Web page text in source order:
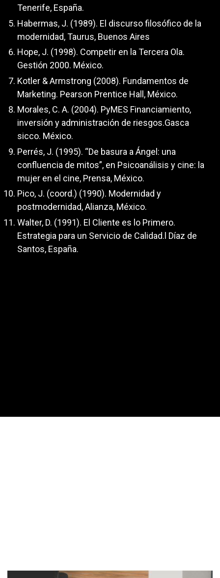
Tenerife, España.
Habermas, J. (1989). El discurso filosófico de la
modernidad, Taurus, Buenos Aires
Hope, J. (1998). Competir en la Tercera Ola.
Gestión 2000. México.
Kotler & Armstrong (2008). Fundamentos de
Marketing. Pearson Prentice Hall, México.
Morales, C. A. (2004). PyMES Financiamiento,
inversión y administración de riesgos.Gasca
sicco. México.
Perrés, J. (1995). “De basura a Ángel: una
confluencia de mitos”, en Psicoanálisis y cine: la
mujer en el cine, Prensa, México.
Pico, J. (coord.) (1990). Modernidad y
postmodernidad, Alianza, México.
Walter, D. (1991). El Cliente es lo Primero.
Estrategia para un Servicio de Calidad.l Díaz de
Santos, España.
Imagen de portada